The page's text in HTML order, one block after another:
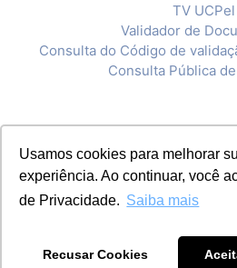
Usamos cookies para melhorar
experiência. Ao continuar, você
de Privacidade. Saiba mais
Recusar Cookies
TV UCPel
Validador de
Consulta do Código de
Consulta Pública
CNPJ: 92.238.914/0001-03 - ASSOCIAÇÃO